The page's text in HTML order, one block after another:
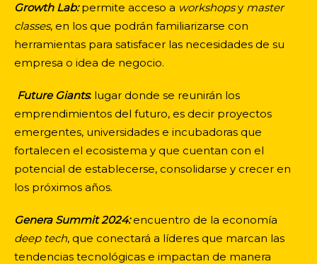
Growth Lab:permite acceso a workshopsy master
classes, en los que podrán familiarizarse con
herramientas para satisfacer las necesidades de su
empresa o idea de negocio.
Future Giants: lugar donde se reunirán los
emprendimientos del futuro, es decir proyectos
emergentes, universidades e incubadoras que
fortalecen el ecosistema y que cuentan con el
potencial de establecerse, consolidarse y crecer en
los próximos años.
Genera Summit 2024:encuentro de la economía
deep tech, que conectará a líderes que marcan las
tendencias tecnológicas e impactan de manera